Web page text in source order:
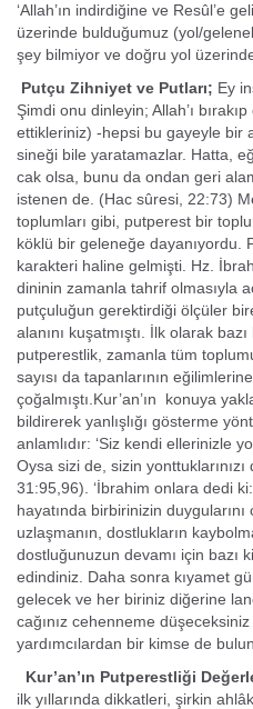
‘Allah’ın indirdiğine ve Resûl’e
üzerinde buldu­ğumuz (yol/
şey bilmiyor ve doğru yol
Putçu Zihniyet ve Putları; Ey
Şimdi onu dinleyin; Allah’ı
ettikleriniz) -hepsi bu gayeyle bir
sineği bile yaratamazlar. Hatta,
cak olsa, bunu da ondan geri
istenen de. (Hac sûresi, 22:73)
toplumları gibi, putperest bir
köklü bir geleneğe dayanıyordu.
karakteri haline gelmişti. Hz.
dini­nin zamanla tahrif olmasıyla
putçuluğun gerektirdi­ği ölçüler
alanını kuşatmıştı. İlk olarak
putperestlik, zamanla tüm
sayısı da tapanlarının
çoğalmıştı.Kur’an’ın konuya
bildirerek yanlışlığı gösterme
anlamlıdır: ‘Siz kendi ellerinizle
Oysa sizi de, sizin yonttuklarınızı
31:95,96). ‘İbrahim on­lara dedi ki:
hayatında birbirinizin
uzlaşmanın, dostlukların
dostluğunuzun de­vamı için bazı
edindiniz. Daha sonra kıyamet
gelecek ve her biriniz diğerine
cağınız cehenneme düşeceksiniz
yardımcılardan bir kimse de
Kur’an’ın Putperestliği
ilk yıllarında dikkatleri, şirkin